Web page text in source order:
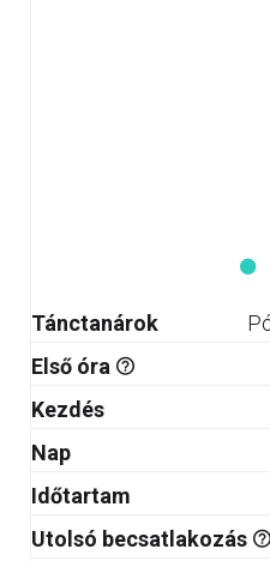
Tánctanárok
Első óra
Kezdés
Nap
Időtartam
Utolsó becsatlakozás